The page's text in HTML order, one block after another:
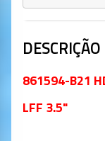
861594-B21
LFF 3.5"